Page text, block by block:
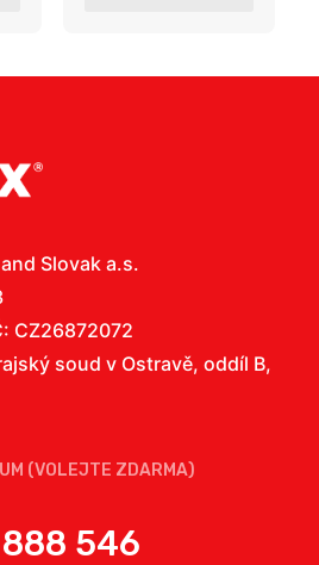
Varianty
stránce
produktu
Slovak a.s.
CZ26872072
soud v Ostravě, oddíl B,
(VOLEJTE ZDARMA)
546